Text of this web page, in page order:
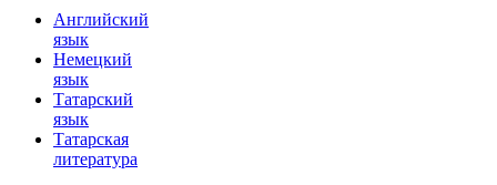
Английский
язык
Немецкий
язык
Татарский
язык
Татарская
литература